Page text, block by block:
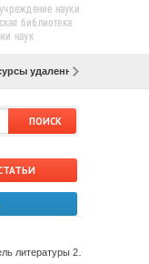
науки
библиотека
наук
удаленного доступа